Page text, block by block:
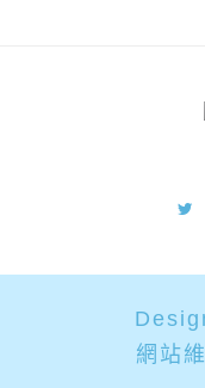
網站